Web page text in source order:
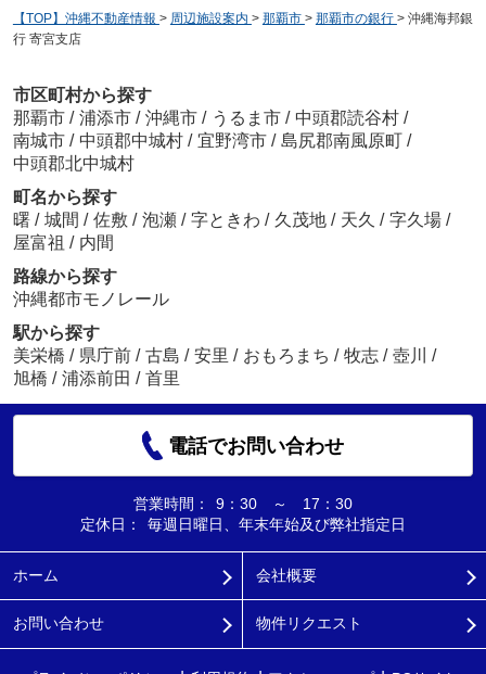
【TOP】沖縄不動産情報 > 周辺施設案内 > 那覇市 > 那覇市の銀行 > 沖縄海邦銀
行 寄宮支店
市区町村から探す
那覇市 / 浦添市 / 沖縄市 / うるま市 / 中頭郡読谷村 /
南城市 / 中頭郡中城村 / 宜野湾市 / 島尻郡南風原町 /
中頭郡北中城村
町名から探す
曙 / 城間 / 佐敷 / 泡瀬 / 字ときわ / 久茂地 / 天久 / 字久場 /
屋富祖 / 内間
路線から探す
沖縄都市モノレール
駅から探す
美栄橋 / 県庁前 / 古島 / 安里 / おもろまち / 牧志 / 壺川
/
旭橋 / 浦添前田 / 首里
電話でお問い合わせ
営業時間：
9：30 ～ 17：30
定休日：
毎週日曜日、年末年始及び弊社指定日
ホーム 会社概要
お問い合わせ 物件リクエスト